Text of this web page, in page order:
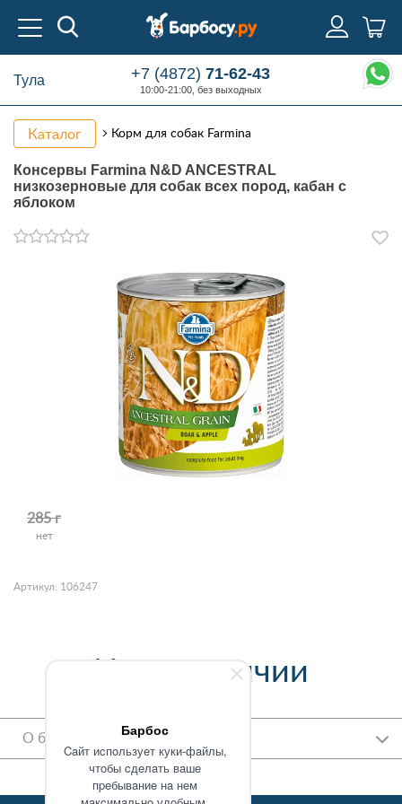
Барбос
Caйт иcпoльзуeт куки-фaйлы,
чтoбы cдeлaть вaшe
пpeбывaниe нa нeм
Тула +7 (4872)71-62-43
10:00-21:00, без выходных
Каталог Корм для собак Farmina
Консервы Farmina N&D ANCESTRAL
низкозерновые для собак всех пород, кабан с
яблоком
285 г
нет
Артикул: 106247
Нет в наличии
О бренде